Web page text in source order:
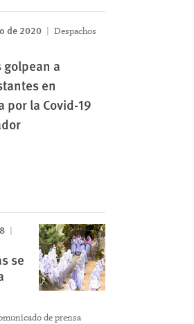
de 2020
Despachos
golpean a
en
por la Covid-19
se
de prensa